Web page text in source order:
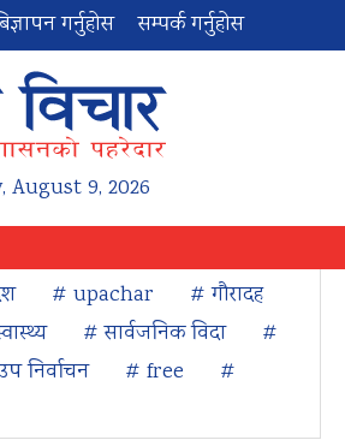
गर्नुहोस सम्पर्क गर्नुहोस
August 9, 2026
# upachar
# गौरादह
# सार्वजनिक विदा
#
निर्वाचन # free
#